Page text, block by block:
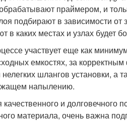
праймером, и
подбирают в зависимости
в каких местах и узлах будет
участвует еще как
емкостях, за
шлангов установки, а
напылению.
качественного и
материала, очень важна